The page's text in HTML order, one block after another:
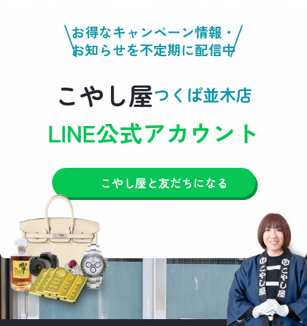
お得なキャンペーン情報・
お知らせを不定期に配信中
こやし屋つくば並木店
LINE公式アカウント
こやし屋と友だちになる